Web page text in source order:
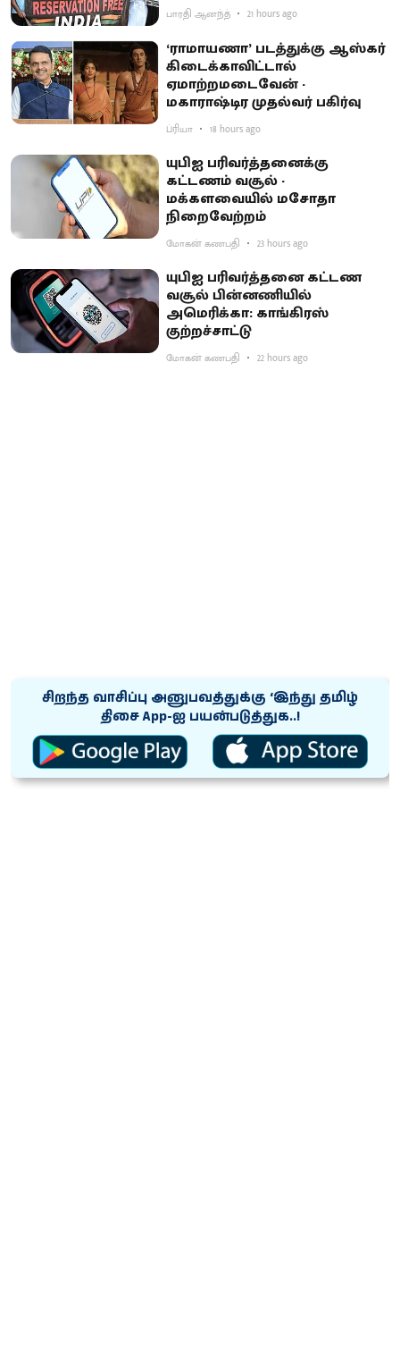
பாரதி ஆனந்த் 21 hours ago
‘ராமாயணா’ படத்துக்கு ஆஸ்கர்
கிடைக்காவிட்டால்
ஏமாற்றமடைவேன் -
மகாராஷ்டிர முதல்வர் பகிர்வு
ப்ரியா 18 hours ago
யுபிஐ பரிவர்த்தனைக்கு
கட்டணம் வசூல் -
மக்களவையில் மசோதா
நிறைவேற்றம்
மோகன் கணபதி 23 hours ago
யுபிஐ பரிவர்த்தனை கட்டண
வசூல் பின்னணியில்
அமெரிக்கா: காங்கிரஸ்
குற்றச்சாட்டு
மோகன் கணபதி 22 hours ago
சிறந்த வாசிப்பு அனுபவத்துக்கு ‘இந்து தமிழ்
திசை App-ஐ பயன்படுத்துக..!